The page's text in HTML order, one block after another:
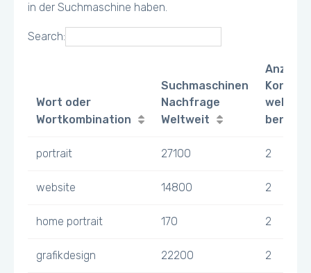
in der Suchmaschine haben.
Search:
Wort oder
Wortkombination
Suchmaschinen
Nachfrage
Weltweit
Anzahl
welche
portrait 27100 2
website 14800 2
home portrait 170 2
grafikdesign 22200 2